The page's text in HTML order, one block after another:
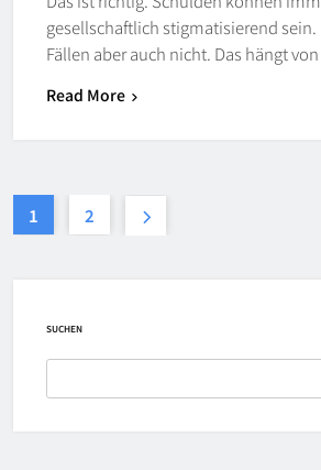
gesellschaftlich stigmatisierend
Fällen aber auch nicht. Das hängt
Read More
1 2
SUCHEN